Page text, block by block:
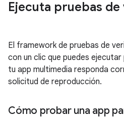
Ejecuta pruebas
El framework de pruebas de
con un clic que puedes
tu app multimedia responda
solicitud de reproducción.
Cómo probar una app